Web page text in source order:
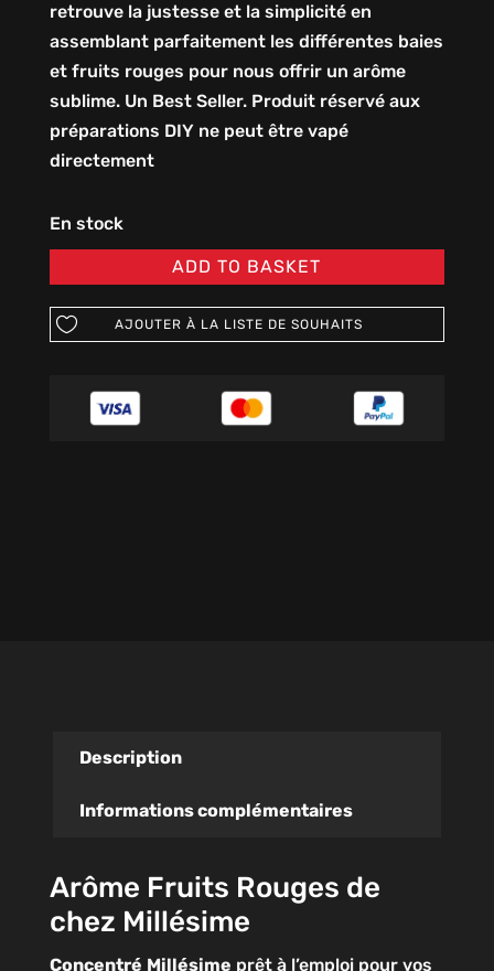
retrouve la justesse et la simplicité en
assemblant parfaitement les différentes baies
et fruits rouges pour nous offrir un arôme
sublime. Un Best Seller. Produit réservé aux
préparations DIY ne peut être vapé
directement
En stock
ADD TO BASKET
AJOUTER À LA LISTE DE SOUHAITS
Description
Informations complémentaires
Arôme Fruits Rouges de
chez Millésime
Concentré Millésime prêt à l’emploi pour vos